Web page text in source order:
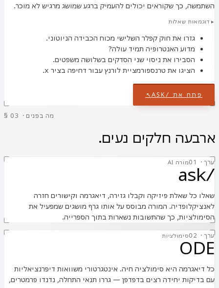
השתמשה, כך שקוראים יכולים להעמיק ברגע שמושג מרגיש לא מוכר.
▸ דוגמאות שאלות
גזרו את חוק קפלר השלישי מכוח הכבידה הניוטוני.
מדוע האנטרופיה תמיד עולה?
הסבירו את ניסוי שני הסדקים בשלושה משפטים.
הציגו את טרנספורמציית לורנץ עבור דחיפה בציר x.
פתח את /ASK ↗
§ 03 · מה בפנים
ארבעה חלקים נעים.
0 1 ·ערך מורה AI
/ask
שאלו כל שאלת פיזיקה וקבלו גזירה, דיאגרמה וקישורים חזרה
לאנציקלופדיה. המורה מבוסס על אותו גרף מושגים שמפעיל את
הסימולציות, כך שהתשובות נשארות בתוך הספרייה.
0 2 ·ערך סימולציות
ODE
כל דיאגרמה היא סימולציה חיה. אינטגרטורי משוואות דיפרנציאליות
עם בדיקות יחידה רצים בדפדפן — גררו תנאי התחלה, נדנדו פרמטרים,